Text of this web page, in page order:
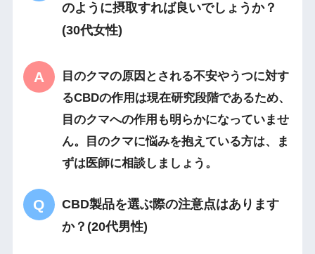
のように摂取すれば良いでしょうか？
(30代女性)
目のクマの原因とされる不安やうつに対す
るCBDの作用は現在研究段階であるため、
目のクマへの作用も明らかになっていませ
ん。目のクマに悩みを抱えている方は、ま
ずは医師に相談しましょう。
CBD製品を選ぶ際の注意点はあります
か？(20代男性)